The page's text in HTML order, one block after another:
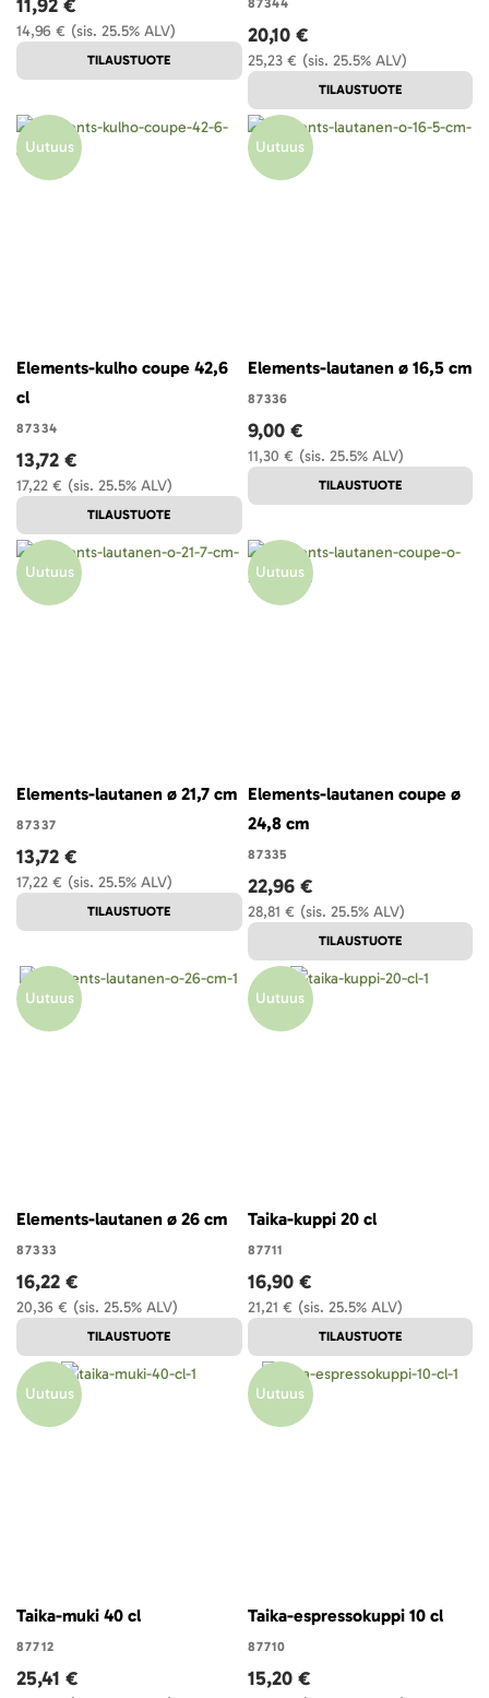
(sis. 25.5% ALV)
14,96 €
11,92 €
TILAUSTUOTE (sis. 25.5% ALV)
25,23 €
20,10 €
TILAUSTUOTE
Uutuus
Elements-kulho coupe 42,6
cl
87334
(sis. 25.5% ALV)
17,22 €
13,72 €
TILAUSTUOTE
Uutuus
Elements-lautanen ø 16,5 cm
87336
(sis. 25.5% ALV)
11,30 €
9,00 €
TILAUSTUOTE
Uutuus
Elements-lautanen ø 21,7 cm
87337
(sis. 25.5% ALV)
17,22 €
13,72 €
TILAUSTUOTE
Uutuus
Elements-lautanen coupe ø
24,8 cm
87335
(sis. 25.5% ALV)
28,81 €
22,96 €
TILAUSTUOTE
Uutuus
Elements-lautanen ø 26 cm
87333
(sis. 25.5% ALV)
20,36 €
16,22 €
TILAUSTUOTE
Uutuus
Taika-kuppi 20 cl
87711
(sis. 25.5% ALV)
21,21 €
16,90 €
TILAUSTUOTE
Uutuus
Taika-muki 40 cl
87712
25,41 €
Uutuus
Taika-espressokuppi 10 cl
87710
15,20 €